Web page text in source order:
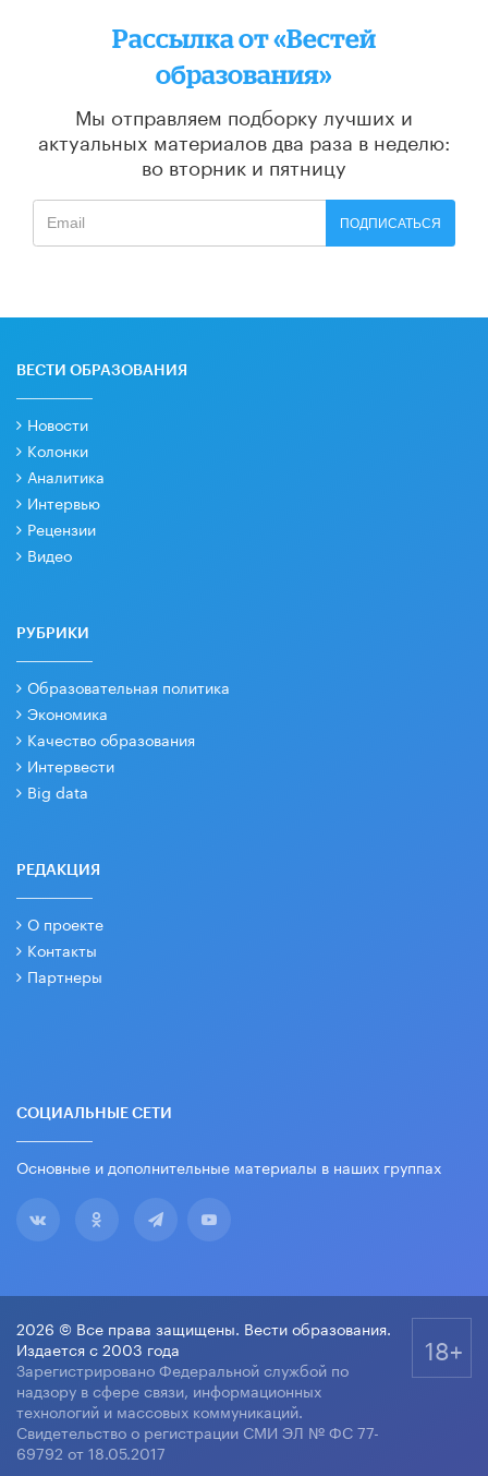
Рассылка от «Вестей
образования»
Мы отправляем подборку лучших и
актуальных материалов два раза в неделю:
во вторник и пятницу
ПОДПИСАТЬСЯ
ВЕСТИ ОБРАЗОВАНИЯ
Новости
Колонки
Аналитика
Интервью
Рецензии
Видео
РУБРИКИ
Образовательная политика
Экономика
Качество образования
Интервести
Big data
РЕДАКЦИЯ
О проекте
Контакты
Партнеры
СОЦИАЛЬНЫЕ СЕТИ
Основные и дополнительные материалы в наших группах
2026 © Все права защищены. Вести образования.
Издается с 2003 года
Зарегистрировано Федеральной службой по
надзору в сфере связи, информационных
технологий и массовых коммуникаций.
Свидетельство о регистрации СМИ ЭЛ № ФС 77-
69792 от 18.05.2017
18+